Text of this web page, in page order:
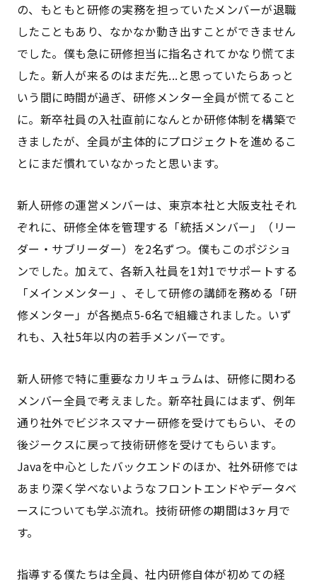
の、もともと研修の実務を担っていたメンバーが退職
したこともあり、なかなか動き出すことができません
でした。僕も急に研修担当に指名されてかなり慌てま
した。新人が来るのはまだ先...と思っていたらあっと
いう間に時間が過ぎ、研修メンター全員が慌てること
に。新卒社員の入社直前になんとか研修体制を構築で
きましたが、全員が主体的にプロジェクトを進めるこ
とにまだ慣れていなかったと思います。
新人研修の運営メンバーは、東京本社と大阪支社それ
ぞれに、研修全体を管理する「統括メンバー」（リー
ダー・サブリーダー）を2名ずつ。僕もこのポジショ
ンでした。加えて、各新入社員を1対1でサポートする
「メインメンター」、そして研修の講師を務める「研
修メンター」が各拠点5-6名で組織されました。いず
れも、入社5年以内の若手メンバーです。
新人研修で特に重要なカリキュラムは、研修に関わる
メンバー全員で考えました。新卒社員にはまず、例年
通り社外でビジネスマナー研修を受けてもらい、その
後ジークスに戻って技術研修を受けてもらいます。
Javaを中心としたバックエンドのほか、社外研修では
あまり深く学べないようなフロントエンドやデータベ
ースについても学ぶ流れ。技術研修の期間は3ヶ月で
す。
指導する僕たちは全員、社内研修自体が初めての経